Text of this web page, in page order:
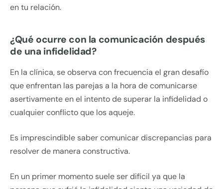
en tu relación.
¿Qué ocurre con la comunicación después
de una infidelidad?
En la clínica, se observa con frecuencia el gran desafío
que enfrentan las parejas a la hora de comunicarse
asertivamente en el intento de superar la infidelidad o
cualquier conflicto que los aqueje.
Es imprescindible saber comunicar discrepancias para
resolver de manera constructiva.
En un primer momento suele ser difícil ya que la